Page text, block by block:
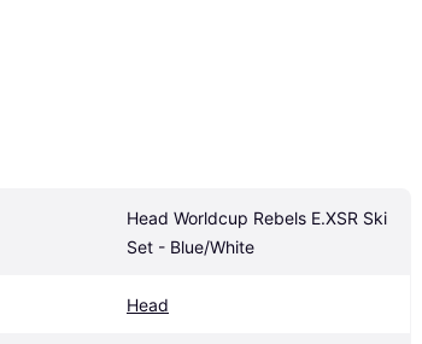
Head Worldcup Rebels E.XSR Ski
Set - Blue/White
Head